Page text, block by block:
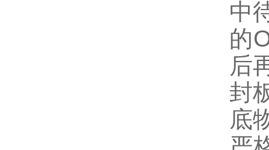
中
的
后
封
底